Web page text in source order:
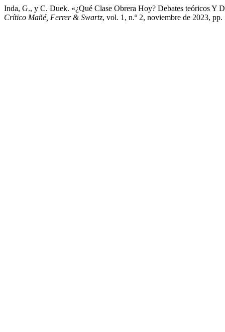
Inda, G., y C. Duek. «¿Qué Clase Obrera Hoy? Debates teóricos Y
Crítico Mañé, Ferrer & Swartz, vol. 1, n.º 2, noviembre de 2023,